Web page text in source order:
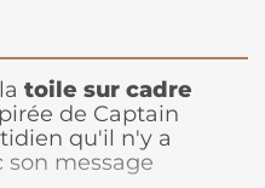
toile sur cadre
de Captain
qu'il n'y a
son message